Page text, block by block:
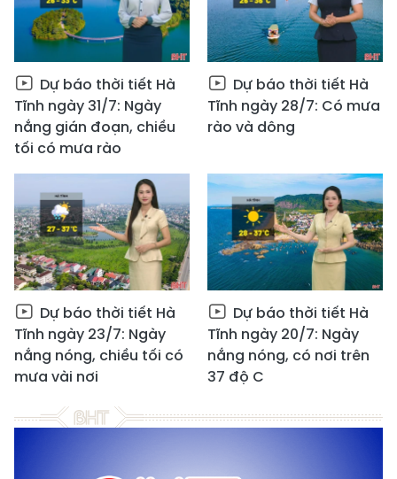
Dự báo thời tiết Hà
Tĩnh ngày 31/7: Ngày
nắng gián đoạn, chiều
tối có mưa rào
Dự báo thời tiết Hà
Tĩnh ngày 28/7: Có mưa
rào và dông
Dự báo thời tiết Hà
Tĩnh ngày 23/7: Ngày
nắng nóng, chiều tối có
mưa vài nơi
Dự báo thời tiết Hà
Tĩnh ngày 20/7: Ngày
nắng nóng, có nơi trên
37 độ C